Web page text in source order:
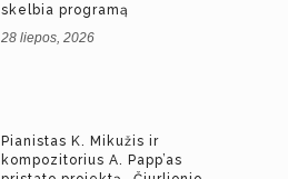
skelbia programą
28 liepos, 2026
Pianistas K. Mikužis ir
kompozitorius A. Papp’as